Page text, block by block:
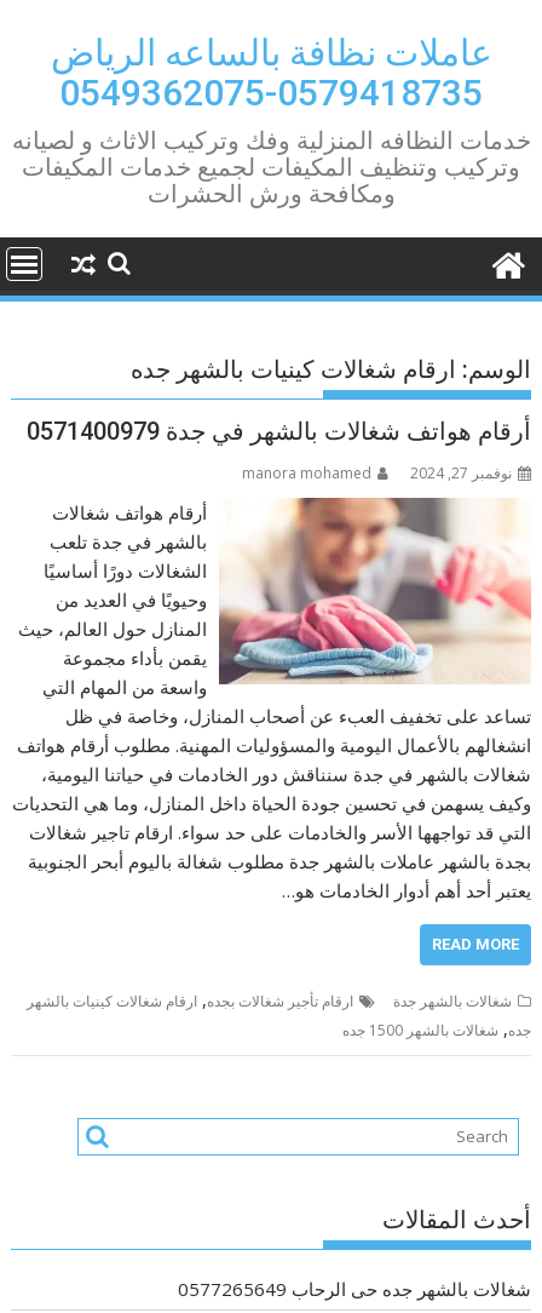
contentعاملات نظافة بالساعه الرياض
0579418735-0549362075
خدمات النظافه المنزلية وفك وتركيب الاثاث و لصيانه
وتركيب وتنظيف المكيفات لجميع خدمات المكيفات
ومكافحة ورش الحشرات
الوسم: ارقام شغالات كينيات بالشهر جده
أرقام هواتف شغالات بالشهر في جدة 0571400979
نوفمبر 27, 2024 manora mohamed
أرقام هواتف شغالات
بالشهر في جدة تلعب
الشغالات دورًا أساسيًا
وحيويًا في العديد من
المنازل حول العالم، حيث
يقمن بأداء مجموعة
واسعة من المهام التي
تساعد على تخفيف العبء عن أصحاب المنازل، وخاصة في ظل
انشغالهم بالأعمال اليومية والمسؤوليات المهنية. مطلوب أرقام هواتف
شغالات بالشهر في جدة سنناقش دور الخادمات في حياتنا اليومية،
وكيف يسهمن في تحسين جودة الحياة داخل المنازل، وما هي التحديات
التي قد تواجهها الأسر والخادمات على حد سواء. ارقام تاجير شغالات
بجدة بالشهر عاملات بالشهر جدة مطلوب شغالة باليوم أبحر الجنوبية
يعتبر أحد أهم أدوار الخادمات هو…
READ MORE
شغالات بالشهر جدة ارقام تأجير شغالات بجده,ارقام شغالات كينيات بالشهر
جده, شغالات بالشهر 1500 جده
أحدث المقالات
شغالات بالشهر جده حى الرحاب 0577265649